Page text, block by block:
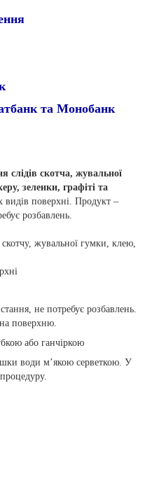
та Монобанк
слідів скотча, жувальної
зеленки, графіті та
поверхні. Продукт –
розбавлень.
жувальної гумки, клею,
не потребує розбавлень.
поверхню.
або ганчіркою
води м’якою серветкою. У